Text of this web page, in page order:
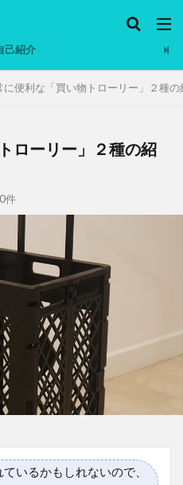
己紹介
に便利な「買い物トローリー」２種の
ローリー」２種の紹
0件
いるかもしれないので、
ルト
人村社会